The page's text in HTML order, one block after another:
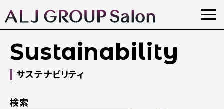
Sustainability
サステナビリティ
検索